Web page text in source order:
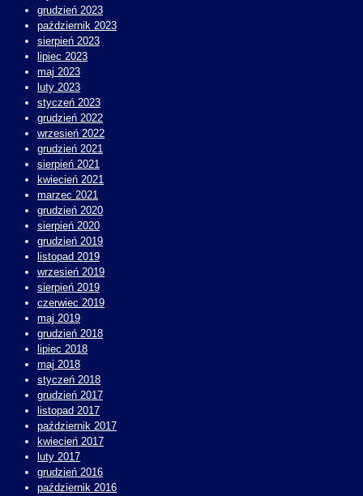
grudzień 2023
październik 2023
sierpień 2023
lipiec 2023
maj 2023
luty 2023
styczeń 2023
grudzień 2022
wrzesień 2022
grudzień 2021
sierpień 2021
kwiecień 2021
marzec 2021
grudzień 2020
sierpień 2020
grudzień 2019
listopad 2019
wrzesień 2019
sierpień 2019
czerwiec 2019
maj 2019
grudzień 2018
lipiec 2018
maj 2018
styczeń 2018
grudzień 2017
listopad 2017
październik 2017
kwiecień 2017
luty 2017
grudzień 2016
październik 2016